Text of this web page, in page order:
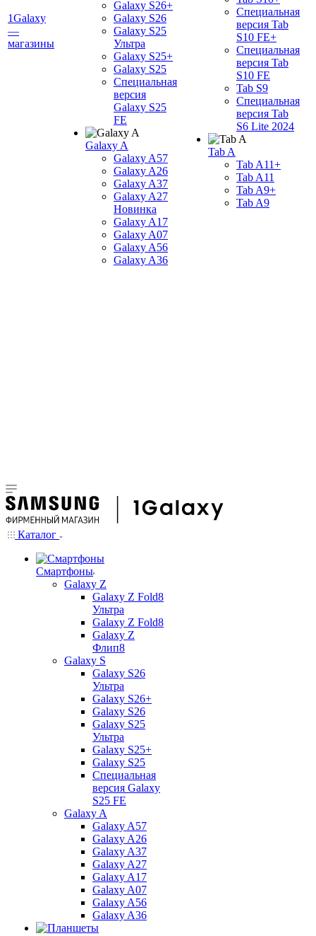
1Galaxy
—
магазины
Galaxy S26+
Galaxy S26
Galaxy S25
Ультра
Galaxy S25+
Galaxy S25
Специальная
версия
Galaxy S25
FE
Galaxy A
Galaxy A57
Galaxy A26
Galaxy A37
Galaxy A27
Новинка
Galaxy A17
Galaxy A07
Galaxy A56
Galaxy A36
Специальная
версия Tab
S10 FE+
Специальная
версия Tab
S10 FE
Tab S9
Специальная
версия Tab
S6 Lite 2024
Tab A
Tab A11+
Tab A11
Tab A9+
Tab A9
Каталог
Смартфоны
Galaxy Z
Galaxy Z Fold8
Ультра
Galaxy Z Fold8
Galaxy Z
Флип8
Galaxy S
Galaxy S26
Ультра
Galaxy S26+
Galaxy S26
Galaxy S25
Ультра
Galaxy S25+
Galaxy S25
Специальная
версия Galaxy
S25 FE
Galaxy A
Galaxy A57
Galaxy A26
Galaxy A37
Galaxy A27
Galaxy A17
Galaxy A07
Galaxy A56
Galaxy A36